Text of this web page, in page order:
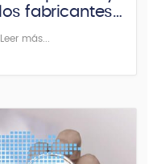
los fabricantes
de implantes
Leer más...